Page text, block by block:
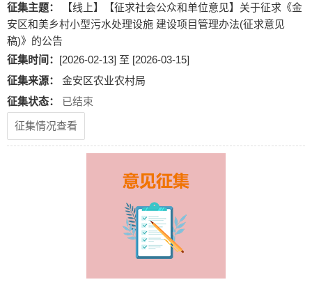
征集主题：
【线上】【征求社会公众和单位意见】关于征求《金
安区和美乡村小型污水处理设施 建设项目管理办法(征求意见
稿)》的公告
征集时间： [2026-02-13] 至 [2026-03-15]
征集来源：
金安区农业农村局
征集状态：
已结束
征集情况查看